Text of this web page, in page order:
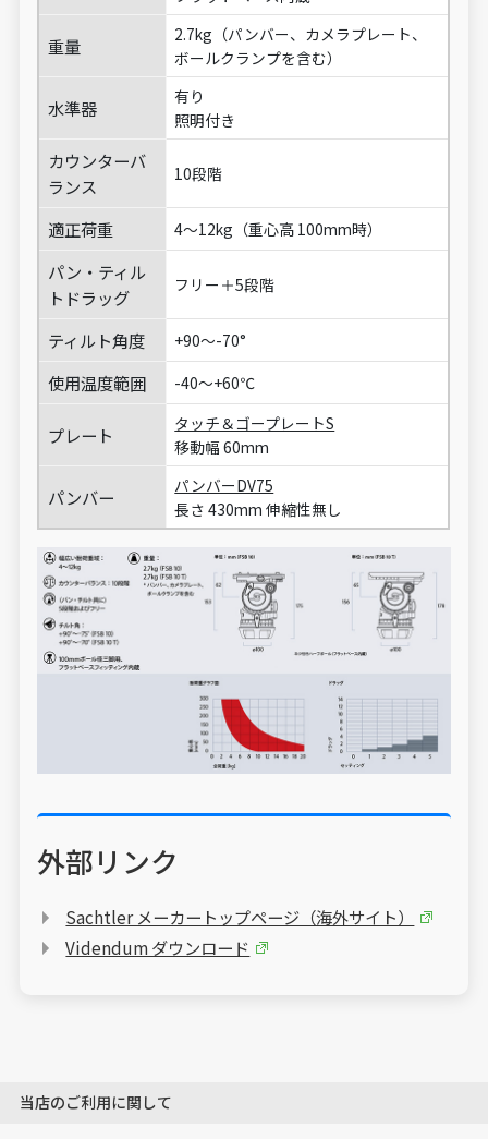
重量
2.7kg（パンバー、カメラプレート、
ボールクランプを含む）
水準器
有り
照明付き
カウンターバ
ランス
10段階
適正荷重 4～12kg（重心高 100mm時）
パン・ティル
トドラッグ
フリー＋5段階
ティルト角度 +90～-70°
使用温度範囲 -40～+60℃
プレート
タッチ＆ゴープレートS
移動幅 60mm
パンバー
パンバーDV75
長さ 430mm 伸縮性無し
外部リンク
Sachtler メーカートップページ（海外サイト）
Videndum ダウンロード
当店のご利用に関して